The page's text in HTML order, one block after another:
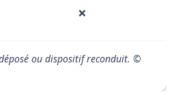
❌
ou dispositif reconduit. ©